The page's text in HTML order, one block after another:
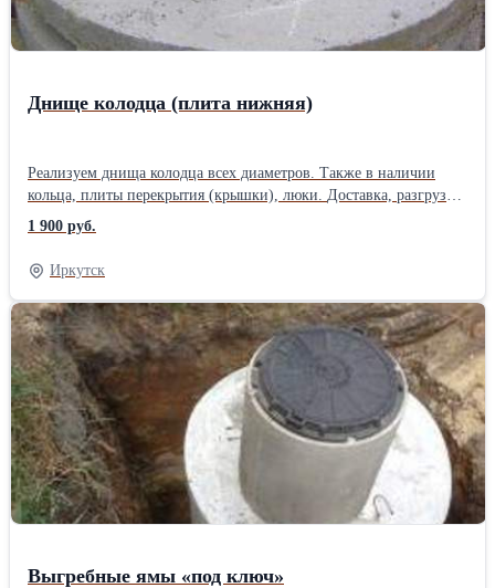
Собственное производство
Днище колодца (плита нижняя)
Реализуем днища колодца всех диаметров. Также в наличии
кольца, плиты перекрытия (крышки), люки. Доставка, разгрузка,
установка. Выполняем монтаж выгребных ям «под ключ». Опыт
работы более 15 лет.Производитель: Собственное производство
Тип: Кольцо
1 900 руб.
Иркутск
Выгребные ямы «под ключ»